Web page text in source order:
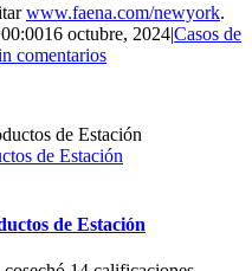
www.faena.com/newyork.
16 octubre, 2024|Casos de
comentarios
de Estación
de Estación